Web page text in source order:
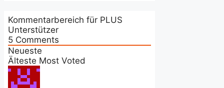
Kommentarbereich für PLUS
Unterstützer
5 Comments
Neueste
Älteste Most Voted